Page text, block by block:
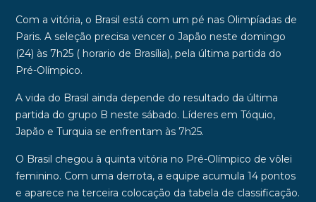
Com a vitória, o Brasil está com um pé nas Olimpíadas de
Paris. A seleção precisa vencer o Japão neste domingo
(24) às 7h25 ( horario de Brasília), pela última partida do
Pré-Olímpico.
A vida do Brasil ainda depende do resultado da última
partida do grupo B neste sábado. Líderes em Tóquio,
Japão e Turquia se enfrentam às 7h25.
O Brasil chegou à quinta vitória no Pré-Olímpico de vôlei
feminino. Com uma derrota, a equipe acumula 14 pontos
e aparece na terceira colocação da tabela de classificação.